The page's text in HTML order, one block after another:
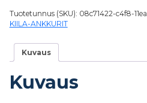
Tuotetunnus (SKU): 08c71422-c4f8-
KIILA-ANKKURIT
Kuvaus
Kuvaus